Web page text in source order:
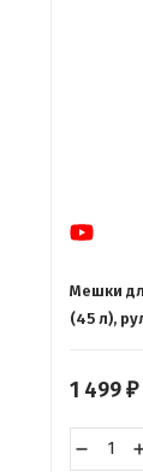
Мешки
(45 л),
1 499 ₽